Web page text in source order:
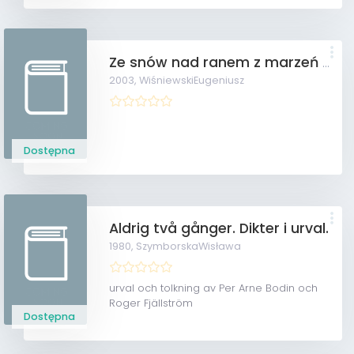
Dostępna
Ze snów nad ranem z marzeń najgłębszych.
2003,WiśniewskiEugeniusz
Dostępna
Aldrig två gånger. Dikter i urval.
1980, SzymborskaWisława
urval och tolkning av Per Arne Bodin och
Roger Fjällström